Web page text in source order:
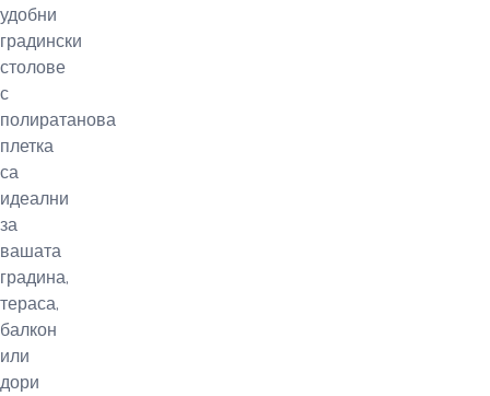
удобни
градински
столове
с
полиратанова
плетка
са
идеални
за
вашата
градина,
тераса,
балкон
или
дори